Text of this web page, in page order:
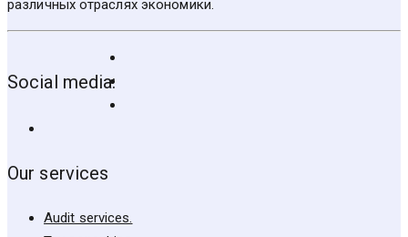
различных отраслях экономики.
Social media:
Our services
Audit services.